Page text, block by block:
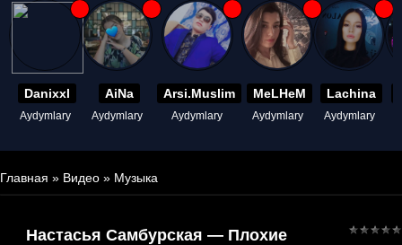
Danixxl
Aydymlary
AiNa
Aydymlary
Arsi.Muslim
Aydymlary
MeLHeM
Aydymlary
Lachina
Aydymlary
Главная » Видео » Музыка
Настасья Самбурская — Плохие